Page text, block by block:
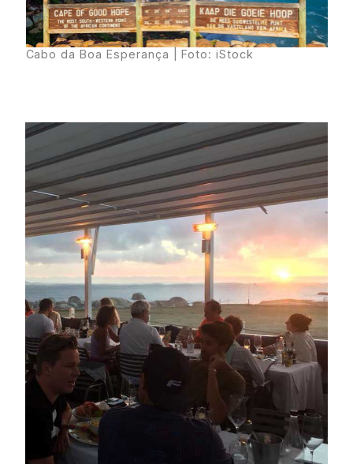
Cabo da Boa Esperança | Foto: iStock